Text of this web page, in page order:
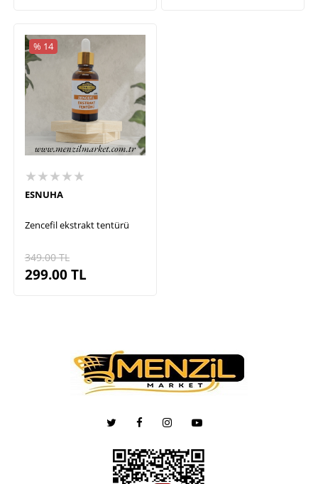
% 14
★★★★★
ESNUHA
Zencefil ekstrakt tentürü
349.00TL
299.00TL